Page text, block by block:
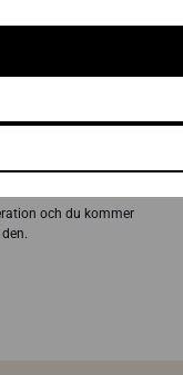
Sauna Oy:s
och du kommer